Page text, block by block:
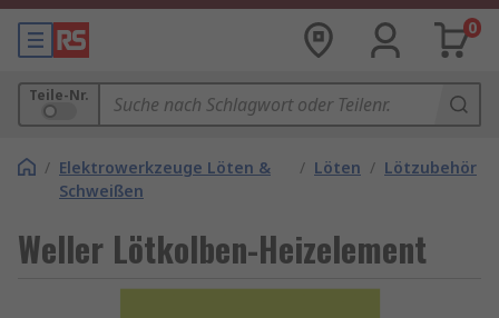
0
Teile-Nr.
/ Elektrowerkzeuge Löten &
Schweißen
/ Löten / Lötzubehör
Weller Lötkolben-Heizelement